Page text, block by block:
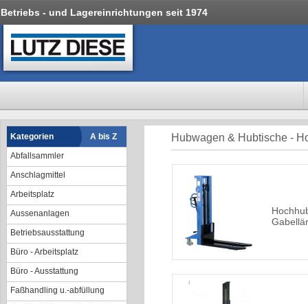
Betriebs - und Lagereinrichtungen seit 1974
Kategorien
A bis Z
Abfallsammler
Anschlagmittel
Arbeitsplatz
Aussenanlagen
Betriebsausstattung
Büro - Arbeitsplatz
Büro - Ausstattung
Faßhandling u.-abfüllung
Hubwagen & Hubtische -